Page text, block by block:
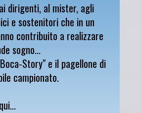
dirigenti, al mister, agli
e sostenitori che in un
contribuito a realizzare
sogno...
Story" e il pagellone di
campionato.